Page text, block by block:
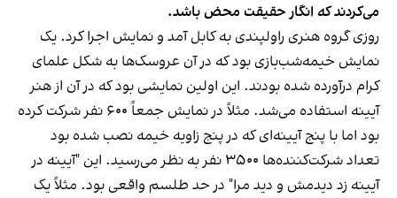
می‌کردند که انگار حقیقت محض باشد.
روزی گروه هنری راولپندی به کابل آمد و نمایش اجرا کرد. یک
نمایش خیمه‌شب‌بازی بود که در آن عروسک‌ها به شکل علمای
کرام درآورده شده بودند. این اولین نمایشی بود که در آن از هنر
آیینه استفاده می‌شد. مثلاً در نمایش جمعاً ۶۰۰ نفر شرکت کرده
بود اما با پنج آیینه‌ای که در پنج زاویه خیمه نصب شده بود
تعداد شرکت‌کننده‌ها ۳۵۰۰ نفر به نظر می‌رسید. این "آیینه در
آیینه زد دیدمش و دید مرا" در حد طلسم واقعی بود. مثلاً یک